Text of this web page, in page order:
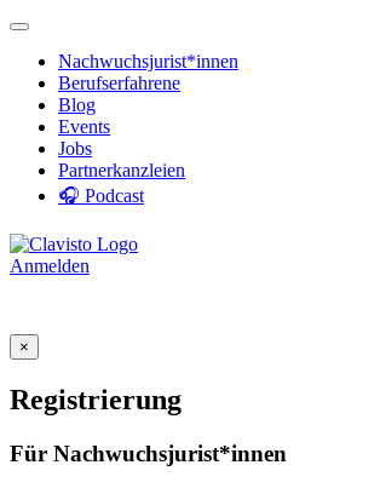
Nachwuchsjurist*innen
Berufserfahrene
Blog
Events
Jobs
Partnerkanzleien
🎧 Podcast
Anmelden
×
Registrierung
Für Nachwuchsjurist*innen